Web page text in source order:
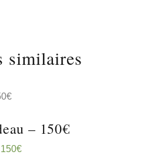
similaires
– 150€
150€